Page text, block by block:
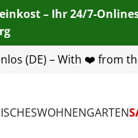
– Ihr 24/7-
heritage.de| WhatsApp:
WOHNENGARTEN